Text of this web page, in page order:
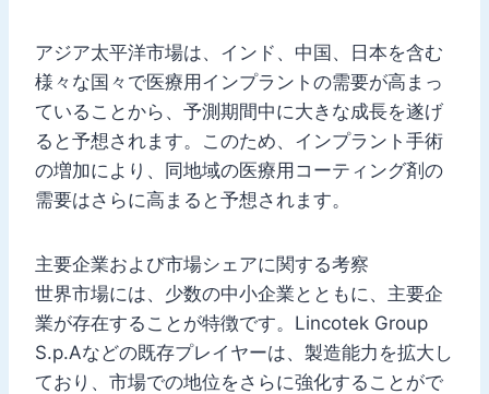
アジア太平洋市場は、インド、中国、日本を含む
様々な国々で医療用インプラントの需要が高まっ
ていることから、予測期間中に大きな成長を遂げ
ると予想されます。このため、インプラント手術
の増加により、同地域の医療用コーティング剤の
需要はさらに高まると予想されます。
主要企業および市場シェアに関する考察
世界市場には、少数の中小企業とともに、主要企
業が存在することが特徴です。Lincotek Group
S.p.Aなどの既存プレイヤーは、製造能力を拡大し
ており、市場での地位をさらに強化することがで